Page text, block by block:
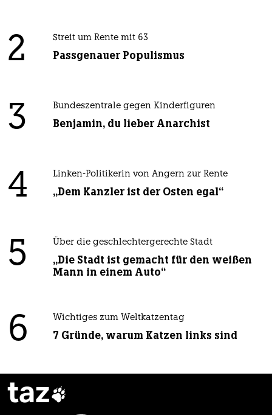
2 Streit um Rente mit 63
Passgenauer Populismus
3 Bundeszentrale gegen Kinderfiguren
Benjamin, du lieber Anarchist
4 Linken-Politikerin von Angern zur Rente
„Dem Kanzler ist der Osten egal“
5 Über die geschlechtergerechte Stadt
„Die Stadt ist gemacht für den weißen
Mann in einem Auto“
6 Wichtiges zum Weltkatzentag
7 Gründe, warum Katzen links sind
taz